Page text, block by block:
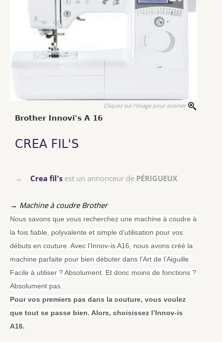
Cliquez sur l'image pour zoomer
Brother Innovi's A 16
CREA FIL'S
→ Crea fil's est un annonceur de PÉRIGUEUX
→ Machine à coudre Brother
Nous savons que vous recherchez une machine à coudre à
la fois fiable, polyvalente et simple d’utilisation pour vos
débuts en couture. Avec l’Innov-is A16, nous avons créé la
machine parfaite pour bien débuter dans l’Art de l’Aiguille.
Facile à utiliser ? Absolument. Et donc moins de fonctions ?
Absolument pas.
Pour vos premiers pas dans la couture, vous voulez
que tout se passe bien. Alors, choisissez l’Innov-is
A16.